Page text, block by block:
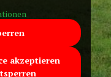
akzeptieren